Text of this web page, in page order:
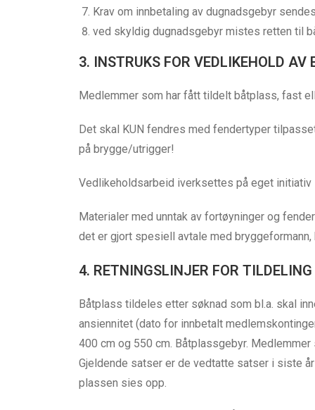
Krav om innbetaling av dugnadsgebyr
ved skyldig dugnadsgebyr mistes retten til
3. INSTRUKS FOR VEDLIKEHOLD AV
Medlemmer som har fått tildelt båtplass, fast
Det skal KUN fendres med fendertyper
på brygge/utrigger!
Vedlikeholdsarbeid iverksettes på eget
Materialer med unntak av fortøyninger og
det er gjort spesiell avtale med
4. RETNINGSLINJER FOR
Båtplass tildeles etter søknad som bl.a. skal
ansiennitet (dato for innbetalt
400 cm og 550 cm. Båtplassgebyr.
Gjeldende satser er de vedtatte satser i siste
plassen sies opp.